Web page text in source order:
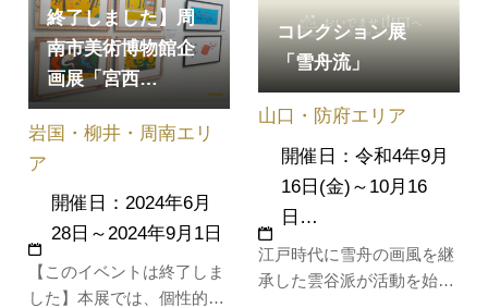
を楽しむことができる”謎解
き×まち歩き”イベント。圏
域内にちりばめられた全95
個のクエストをクリアし
て、暗号を解きな…
終了しました】周
南市美術博物館企
画展「宮西…
【このイベントは終了しま
した】本展では、個性的な
岩国・柳井・周南エリ
ア
開催日：2024年6月
28日～2024年9月1日
コレクション展
「雪舟流」
江戸時代に雪舟の画風を継
承した雲谷派が活動を始め
山口・防府エリア
開催日：令和4年9月
16日(金)～10月16
日…